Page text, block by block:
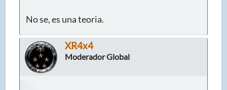
No se, es una teoria.
XR4x4
Moderador Global